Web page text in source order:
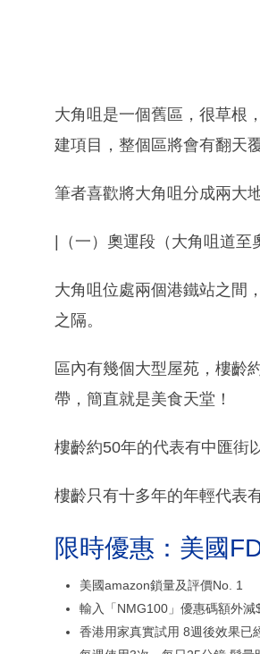
大角咀是一個舊區，很草根
建項目，整個區將會有翻天
筆者喜歡將大角咀分成兩大地
|（一）奧運段（大角咀道至
大角咀位處兩個港鐵站之間
之隔。
區內有幾個大型屋苑，樓齡
帶，簡直就是美食天堂！
樓齡約50年的代表有中匯街
樓齡只有十多年的年輕代表
限時優惠：美國
美國amazon鎖量及評價No. 1
輸入「NMG100」優惠碼額外減
香港用家真實試用 8週後效果已